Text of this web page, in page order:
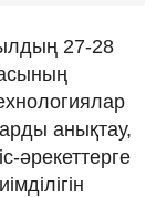
27-28
анықтау,
әрекеттерге